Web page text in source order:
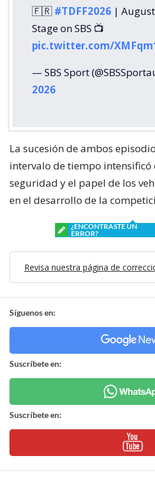
🇫🇷 #TDFF2026 |
Stage on SBS 📺
pic.twitter.com/
— SBS Sport
2026
La sucesión de ambos
intervalo de tiempo intensificó
seguridad y el papel de los
en el desarrollo de la
¿ENCONTRASTE UN
ERROR?
Revisa nuestra página de
Síguenos en:
Suscríbete en:
Suscríbete en: